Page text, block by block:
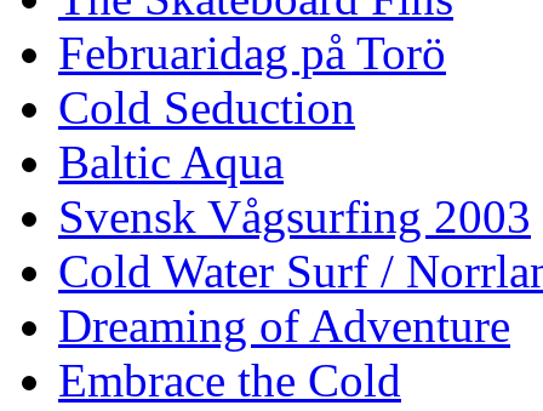
Februaridag på Torö
Cold Seduction
Baltic Aqua
Svensk Vågsurfing 2003
Cold Water Surf /
Dreaming of Adventure
Embrace the Cold